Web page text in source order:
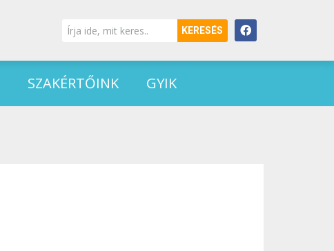
KERESÉS
SZAKÉRTŐINK GYIK